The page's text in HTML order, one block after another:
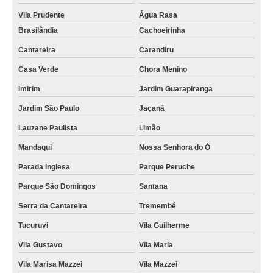
conserto de portões automáticos preço na Bananal
conserto de portões em São Paulo na São Roque
consertos de portões em SP na Taboão
conserto de portões residenciais preço na Bananal
consertos de portões na Ponte Grande
consertos de portões residenciais na Lavras
conserto de placa de portão eletrônico no Limão
onde encontrar conserto de portões em SP na Mooca
quanto custa conserto de portões em SP na São Roque
quanto custa conserto de placa de portão eletrônico na Vila Barros
conserto de portões de alumínio preço em Belém
quanto custa conserto de placa de portão eletrônico na Bonsucesso
Vila Prudente
Água Rasa
Brasilândia
Cachoeirinha
Cantareira Carandiru
Casa Verde Chora Menino
Imirim Jardim Guarapiranga
Jardim São Paulo Jaçanã
Lauzane Paulista Limão
Mandaqui Nossa Senhora do Ó
Parada Inglesa Parque Peruche
Parque São Domingos Santana
Serra da Cantareira Tremembé
Tucuruvi Vila Guilherme
Vila Gustavo Vila Maria
Vila Marisa Mazzei Vila Mazzei